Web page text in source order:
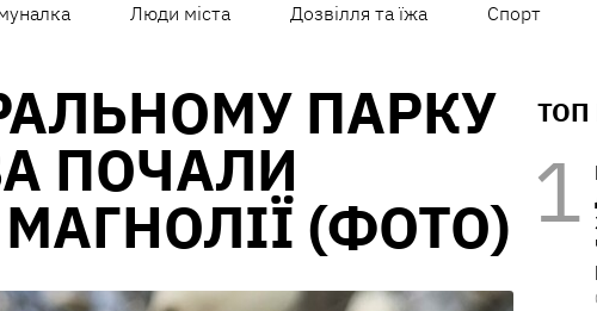
Люди міста Дозвілля та їжа Спорт
ПАРКУ
ПОЧАЛИ
(ФОТО)
ТОП